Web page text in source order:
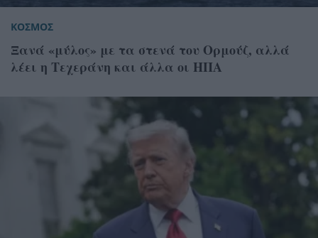
ΚΟΣΜΟΣ
Ξανά «μύλος» με τα στενά του Ορμούζ, αλλά
λέει η Τεχεράνη και άλλα οι ΗΠΑ